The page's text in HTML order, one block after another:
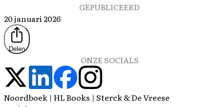
GEPUBLICEERD
20 januari 2026
Delen
ONZE SOCIALS
Noordboek | HL Books | Sterck & De Vreese